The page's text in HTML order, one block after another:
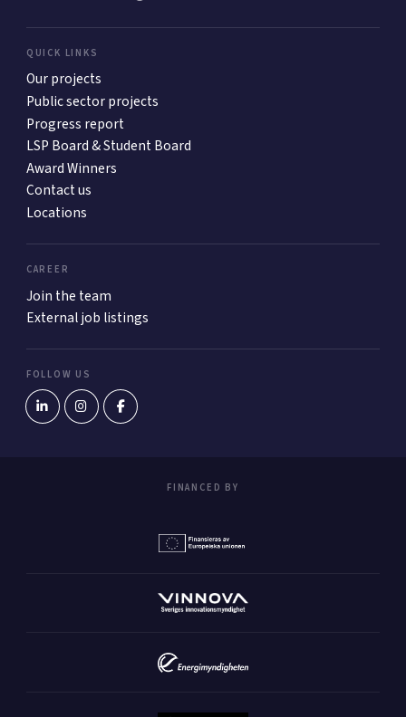
QUICK LINKS
Our projects
Public sector projects
Progress report
LSP Board & Student Board
Award Winners
Contact us
Locations
CAREER
Join the team
External job listings
FOLLOW US
FINANCED BY